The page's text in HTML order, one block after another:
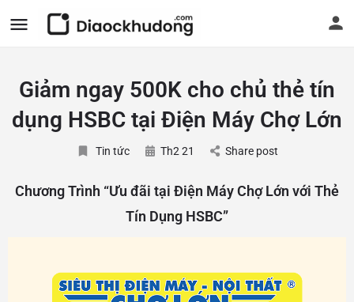
Giảm ngay 500K cho chủ thẻ tín
dụng HSBC tại Điện Máy Chợ Lớn
Tin tức Th2 21 Share post
Chương Trình “Ưu đãi tại Điện Máy Chợ Lớn với Thẻ
Tín Dụng HSBC”